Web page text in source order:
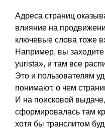
Адреса страниц
влияние на
ключевые слова тоже
Например, вы
yurista», и там все
Это и пользователям
понимают, о чем
И на поисковой
сформировалась там
хотя бы транслитом